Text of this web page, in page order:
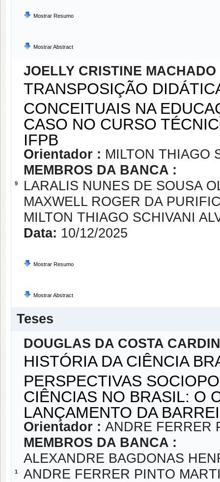
Mostrar Resumo
Mostrar Abstract
9
JOELLY CRISTINE
TRANSPOSIÇÃO
CONCEITUAIS NA
CASO NO CURSO
IFPB
Orientador : MILTON THIAGO
MEMBROS DA BANCA :
LARALIS NUNES DE SOUSA
MAXWELL ROGER DA
MILTON THIAGO SCHIVANI
Data: 10/12/2025
Mostrar Resumo
Mostrar Abstract
Teses
1
DOUGLAS DA COSTA
HISTÓRIA DA CIÊNCIA
PERSPECTIVAS
CIÊNCIAS NO BRASIL: O
LANÇAMENTO DA
Orientador : ANDRE FERRER
MEMBROS DA BANCA :
ALEXANDRE BAGDONAS
ANDRE FERRER PINTO